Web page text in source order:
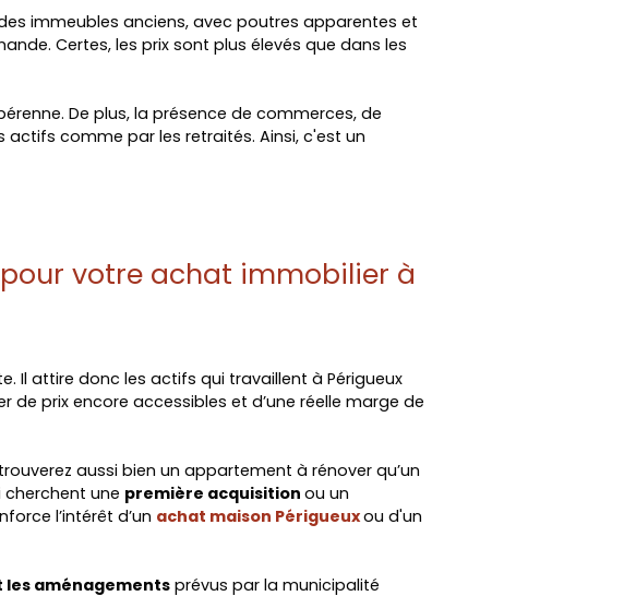
immeubles anciens, avec poutres apparentes et
Certes, les prix sont plus élevés que dans les
De plus, la présence de commerces, de
comme par les retraités. Ainsi, c'est un
votre achat immobilier à
Il attire donc les actifs qui travaillent à Périgueux
de prix encore accessibles et d’une réelle marge de
aussi bien un appartement à rénover qu’un
cherchent une première acquisition ou un
l’intérêt d’un achat maison Périgueuxou d'un
aménagementsprévus par la municipalité